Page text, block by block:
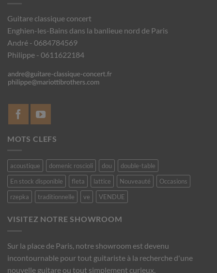
Guitare classique concert
Enghien-les-Bains dans la banlieue nord de Paris
André - 0684784569
Philippe - 0611622184
MOTS CLEFS
acoustique domenic roscioli dou
double-table
En stock disponible
fleta lattice Nouveauté
Occasions
rzepka
traditionnelle ve VENDUE
VISITEZ NOTRE SHOWROOM
Sur la place de Paris, notre showroom est devenu
incontournable pour tout guitariste à la recherche d'une
nouvelle guitare ou tout simplement curieux.